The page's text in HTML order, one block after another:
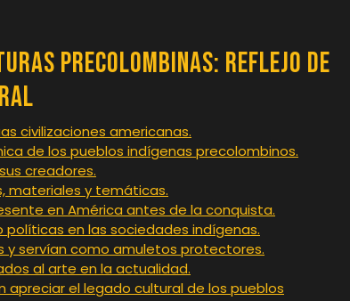
Precolombinas: Reflejo de
civilizaciones americanas.
de los pueblos indígenas precolombinos.
creadores.
materiales y temáticas.
en América antes de la conquista.
en las sociedades indígenas.
y servían como amuletos protectores.
al arte en la actualidad.
el legado cultural de los pueblos